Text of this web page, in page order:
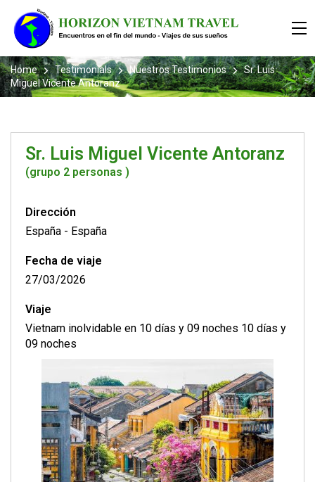
Home Testimonials Nuestros Testimonios
Sr. Luis
Miguel Vicente Antoranz
Sr. Luis Miguel Vicente Antoranz
(grupo 2 personas )
Dirección
España - España
Fecha de viaje
27/03/2026
Viaje
Vietnam inolvidable en 10 días y 09 noches 10 días y
09 noches